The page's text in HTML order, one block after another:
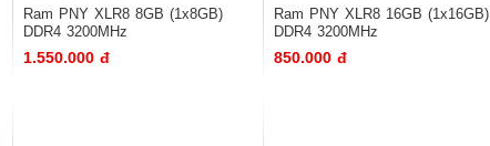
Ram PNY XLR8 8GB (1x8GB)
DDR4 3200MHz
1.550.000 đ
Ram PNY XLR8 16GB (1x16GB)
DDR4 3200MHz
850.000 đ